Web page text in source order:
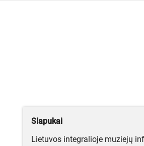
Slapukai
Lietuvos integralioje muziejų